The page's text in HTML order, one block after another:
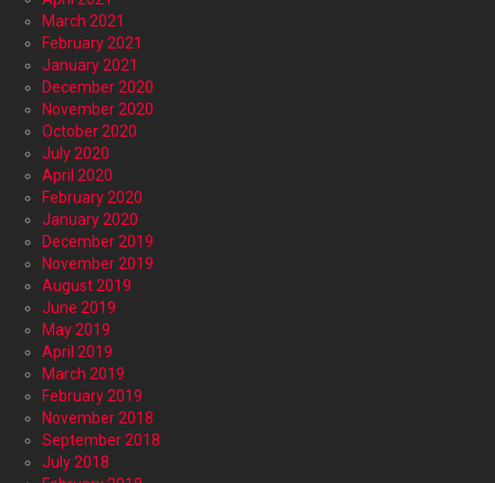
March 2021
February 2021
January 2021
December 2020
November 2020
October 2020
July 2020
April 2020
February 2020
January 2020
December 2019
November 2019
August 2019
June 2019
May 2019
April 2019
March 2019
February 2019
November 2018
September 2018
July 2018